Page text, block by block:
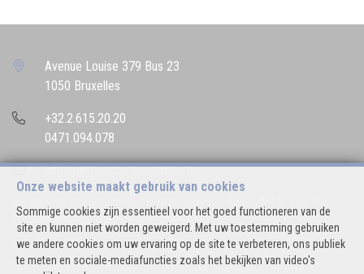
Onze website maakt gebruik van cookies
Sommige cookies zijn essentieel voor het goed functioneren van de
site en kunnen niet worden geweigerd. Met uw toestemming gebruiken
we andere cookies om uw ervaring op de site te verbeteren, ons publiek
te meten en sociale-mediafuncties zoals het bekijken van video's
Avenue Louise 379 Bus 23
1050 Bruxelles
+32.2.615.20.20
0471.094.078
info@bettencourtrealestate.be
Ondernemingsnummer : BTW BE 0544.346.974
Toezichthoudende Autoriteit : Beroepinstituut van Vastgoedmakelaars
Luxemburgstraat, 16B - 1000 Brussel (+32 2 505 38 50 - info@biv.be) -